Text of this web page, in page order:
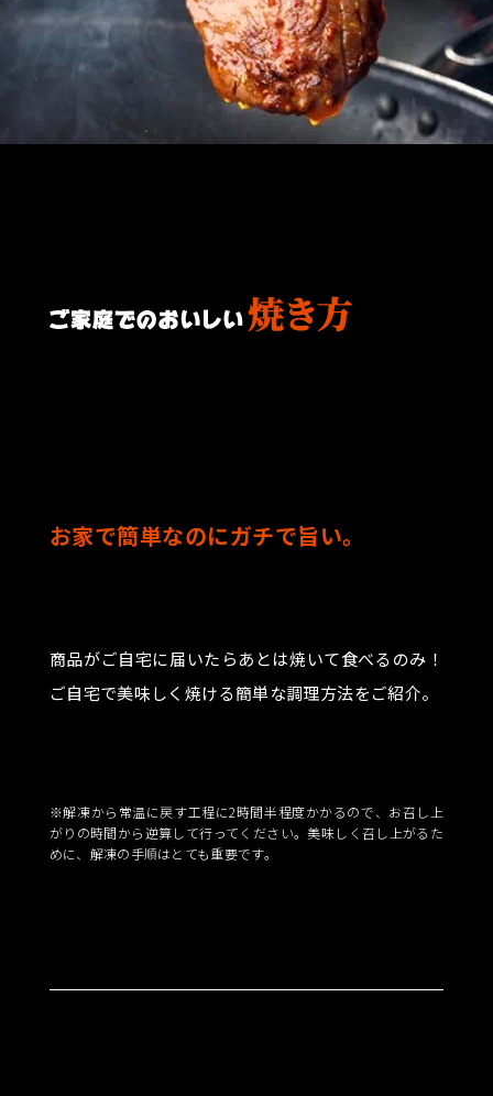
お家で簡単なのにガチで旨い。
商品がご自宅に届いたらあとは焼いて食べるのみ！
ご自宅で美味しく焼ける簡単な調理方法をご紹介。
※解凍から常温に戻す工程に2時間半程度かかるので、お召し上
がりの時間から逆算して行ってください。美味しく召し上がるた
めに、解凍の手順はとても重要です。